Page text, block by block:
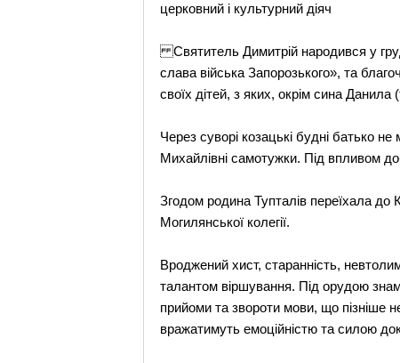
церковний і культурний діяч
Святитель Димитрій народився у
слава війська Запорозького», та
своїх дітей, з яких, окрім сина
Через суворі козацькі будні батько
Михайлівні самотужки. Під впливом
Згодом родина Тупталів переїхала
Могилянської колегії.
Вроджений хист, старанність,
талантом віршування. Під орудою
прийоми та звороти мови, що пізніше
вражатимуть емоційністю та силою